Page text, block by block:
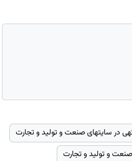
در سایتهای صنعت و تولید و تجارت
و تولید و تجارت